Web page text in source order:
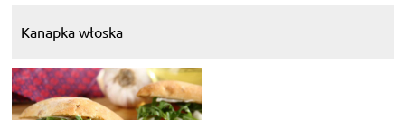
Kanapka włoska